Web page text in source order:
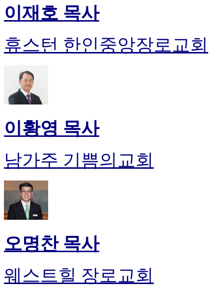
이재호 목사
휴스턴 한인중앙장로교회
이황영 목사
남가주 기쁨의교회
오명찬 목사
웨스트힐 장로교회